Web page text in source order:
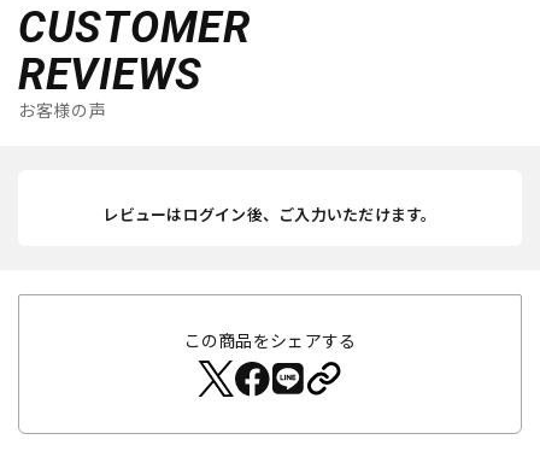
CUSTOMER
REVIEWS
お客様の声
レビューはログイン後、ご入力いただけます。
この商品をシェアする